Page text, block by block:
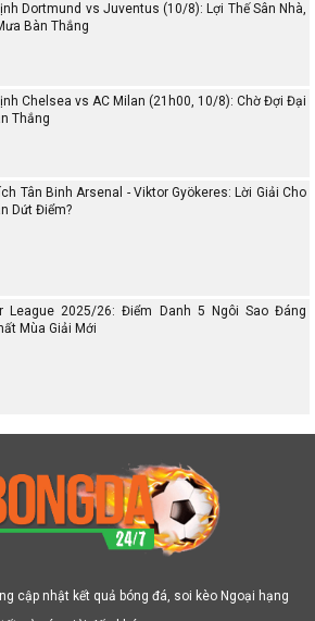
Dortmund vs Juventus (10/8): Lợi Thế Sân Nhà,
Bàn Thắng
Chelsea vs AC Milan (21h00, 10/8): Chờ Đợi Đại
Thắng
Tân Binh Arsenal - Viktor Gyökeres: Lời Giải Cho
Dứt Điểm?
League 2025/26: Điểm Danh 5 Ngôi Sao Đáng
Mùa Giải Mới
cập nhật kết quả bóng đá, soi kèo Ngoại hạng